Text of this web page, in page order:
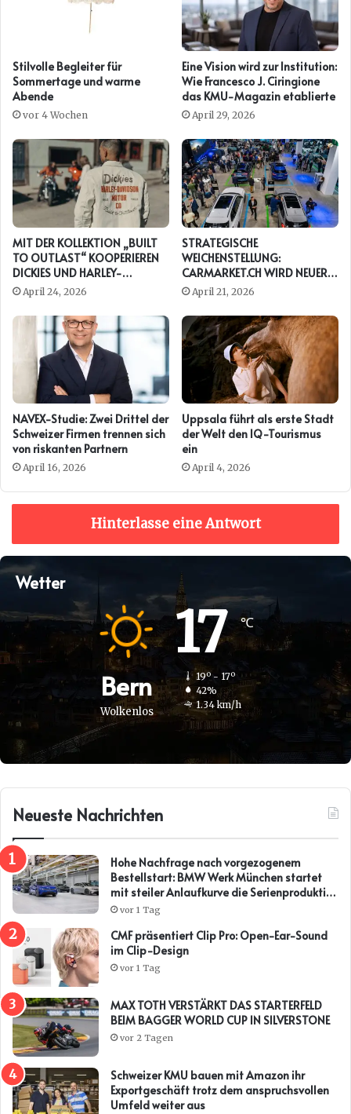
Stilvolle Begleiter für
Sommertage und warme
Abende
vor 4 Wochen
Eine Vision wird zur Institution:
Wie Francesco J. Ciringione
das KMU-Magazin etablierte
April 29, 2026
MIT DER KOLLEKTION „BUILT
TO OUTLAST“ KOOPERIEREN
DICKIES UND HARLEY-
DAVIDSON ERNEUT
April 24, 2026
STRATEGISCHE
WEICHENSTELLUNG:
CARMARKET.CH WIRD NEUER
PRESENTING PARTNER DER
AUTO ZÜRICH
April 21, 2026
NAVEX-Studie: Zwei Drittel der
Schweizer Firmen trennen sich
von riskanten Partnern
April 16, 2026
Uppsala führt als erste Stadt
der Welt den IQ-Tourismus
ein
April 4, 2026
Hinterlasse eine Antwort
Wetter
Bern
Wolkenlos
17℃
19º - 17º
42%
1.34 km/h
Neueste Nachrichten
Hohe Nachfrage nach vorgezogenem
Bestellstart: BMW Werk München startet
mit steiler Anlaufkurve die Serienproduktion
des BMW i3*
vor 1 Tag
CMF präsentiert Clip Pro: Open-Ear-Sound
im Clip-Design
vor 1 Tag
MAX TOTH VERSTÄRKT DAS STARTERFELD
BEIM BAGGER WORLD CUP IN SILVERSTONE
vor 2 Tagen
Schweizer KMU bauen mit Amazon ihr
Exportgeschäft trotz dem anspruchsvollen
Umfeld weiter aus